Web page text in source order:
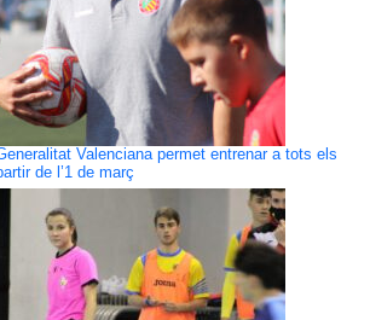
Valenciana permet entrenar a tots els
de l’1 de març